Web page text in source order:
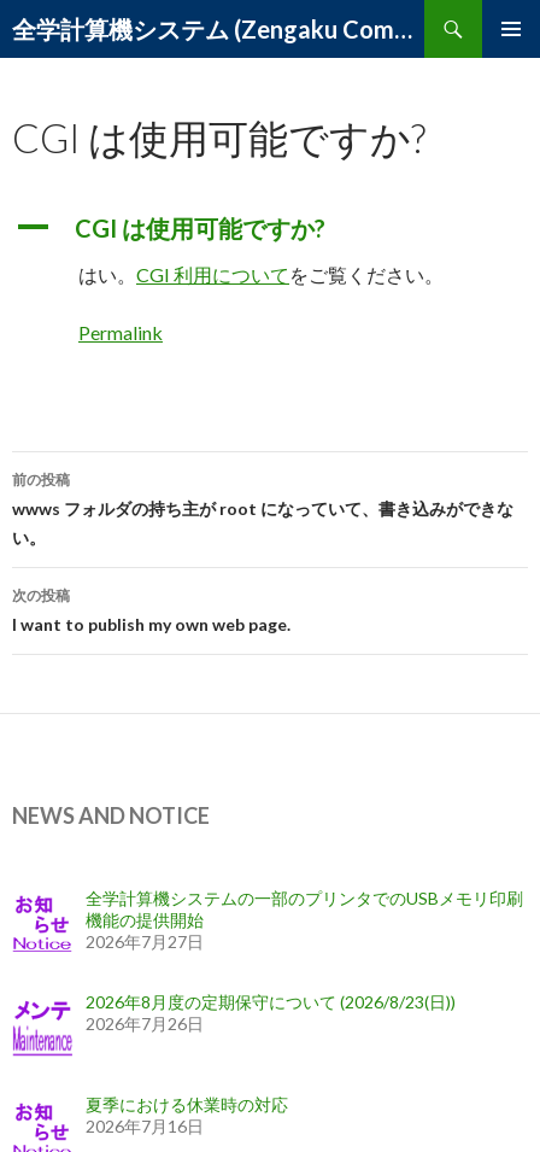
全学計算機システム (Zengaku Computer System) – 筑波大学 学術情報メディアセンター
検
索
ン
ツ
キ
CGI は使用可能ですか?
A CGI は使用可能ですか?
はい。 CGI 利用について をご覧ください。
Permalink
投
稿
ナ
ビ
ゲ
シ
ン
前の投稿
wwws フォルダの持ち主が root になっていて、書き込みができな
い。
次の投稿
I want to publish my own web page.
NEWS AND NOTICE
全学計算機システムの一部のプリンタでのUSBメモリ印刷
機能の提供開始
2026年7月27日
2026年8月度の定期保守について (2026/8/23(日))
2026年7月26日
夏季における休業時の対応
2026年7月16日